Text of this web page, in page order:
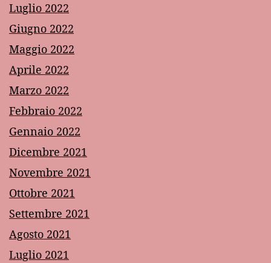
Luglio 2022
Giugno 2022
Maggio 2022
Aprile 2022
Marzo 2022
Febbraio 2022
Gennaio 2022
Dicembre 2021
Novembre 2021
Ottobre 2021
Settembre 2021
Agosto 2021
Luglio 2021